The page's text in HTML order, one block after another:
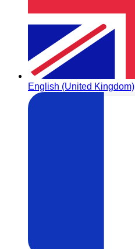
English (United Kingdom)